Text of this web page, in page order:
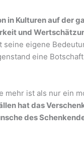
in Kulturen auf der
und
eigene
eine
mehr ist als nur ein
hat das
des